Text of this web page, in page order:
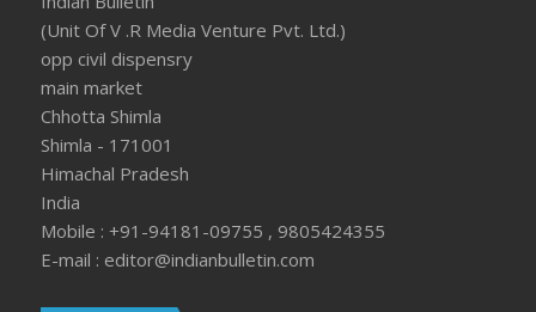
(Unit Of V .R Media Venture Pvt. Ltd.)
opp civil dispensry
main market
Chhotta Shimla
Shimla - 171001
Himachal Pradesh
India
Mobile : +91-94181-09755 , 9805424355
E-mail : editor@indianbulletin.com